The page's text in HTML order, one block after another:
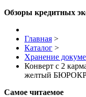
Обзоры кредитных
Главная >
Каталог >
Хранение
Конверт с 2
желтый
Самое читаемое